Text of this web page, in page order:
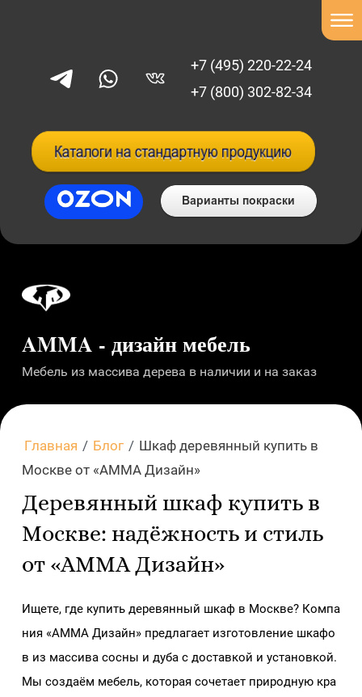
+7 (495) 220-22-24
+7 (800) 302-82-34
AMMA - дизайн мебель
Мебель из массива дерева в наличии и на заказ
Главная / Блог / Шкаф деревянный купить в
Москве от «АММА Дизайн»
Деревянный шкаф купить в
Москве: надёжность и стиль
от «АММА Дизайн»
Ищете, где купить деревянный шкаф в Москве? Компа
ния «АММА Дизайн» предлагает изготовление шкафо
в из массива сосны и дуба с доставкой и установкой.
Мы создаём мебель, которая сочетает природную кра